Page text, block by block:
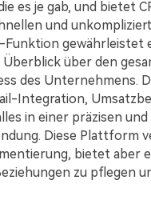
es je gab, und bietet
und
Funktion gewährleistet
über den
des Unternehmens.
Integration,
in einer präzisen
Diese Plattform
bietet aber
zu pflegen